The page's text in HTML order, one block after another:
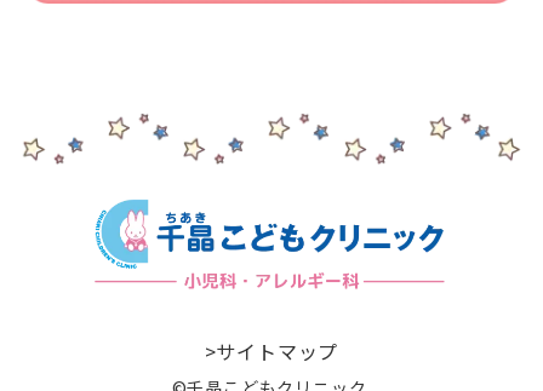
>サイトマップ